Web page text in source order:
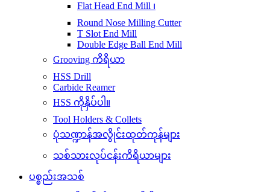
Flat Head End Mill ၊
Round Nose Milling Cutter
T Slot End Mill
Double Edge Ball End Mill
Grooving ကိရိယာ
HSS Drill
Carbide Reamer
HSS ကိုနှိပ်ပါ။
Tool Holders & Collets
ပုံသဏ္ဍာန်အလွိုင်းထုတ်ကုန်များ
သစ်သားလုပ်ငန်းကိရိယာများ
ပစ္စည်းအသစ်